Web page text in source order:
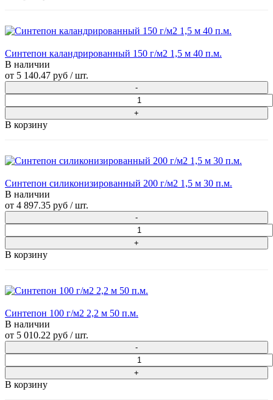
Синтепон каландрированный 150 г/м2 1,5 м 40 п.м.
В наличии
от 5 140.47 руб / шт.
В корзину
Синтепон силиконизированный 200 г/м2 1,5 м 30 п.м.
В наличии
от 4 897.35 руб / шт.
В корзину
Синтепон 100 г/м2 2,2 м 50 п.м.
В наличии
от 5 010.22 руб / шт.
В корзину